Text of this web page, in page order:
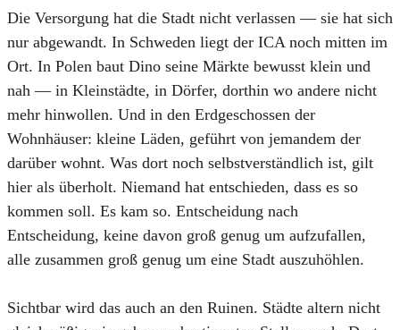
Die Versorgung hat die Stadt nicht verlassen — sie hat sich
nur abgewandt. In Schweden liegt der ICA noch mitten im
Ort. In Polen baut Dino seine Märkte bewusst klein und
nah — in Kleinstädte, in Dörfer, dorthin wo andere nicht
mehr hinwollen. Und in den Erdgeschossen der
Wohnhäuser: kleine Läden, geführt von jemandem der
darüber wohnt. Was dort noch selbstverständlich ist, gilt
hier als überholt. Niemand hat entschieden, dass es so
kommen soll. Es kam so. Entscheidung nach
Entscheidung, keine davon groß genug um aufzufallen,
alle zusammen groß genug um eine Stadt auszuhöhlen.
Sichtbar wird das auch an den Ruinen. Städte altern nicht